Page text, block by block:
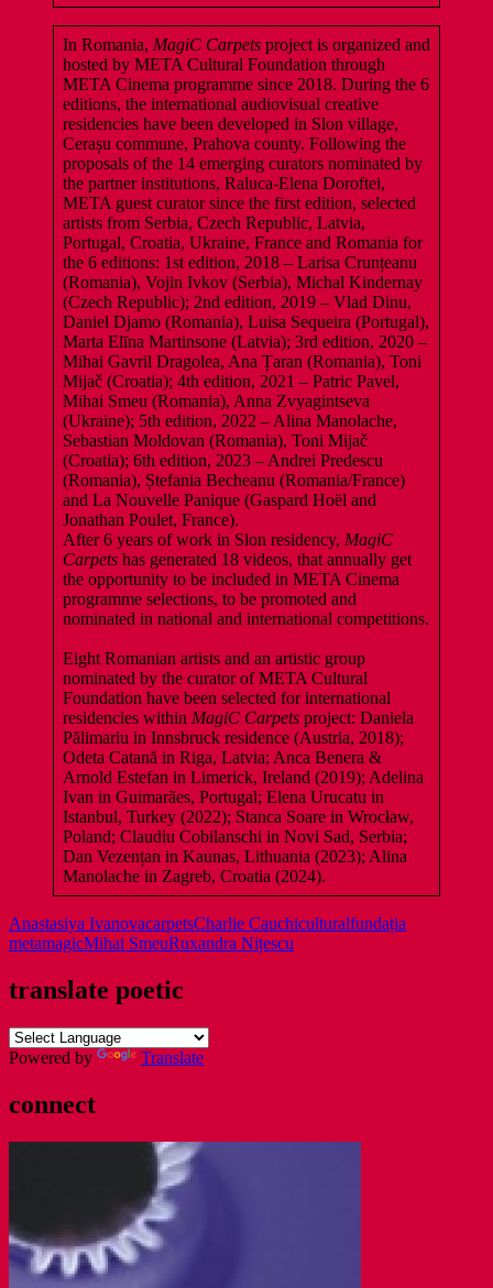
In Romania, MagiC Carpets project is organized and
hosted by META Cultural Foundation through
META Cinema programme since 2018. During the 6
editions, the international audiovisual creative
residencies have been developed in Slon village,
Cerașu commune, Prahova county. Following the
proposals of the 14 emerging curators nominated by
the partner institutions, Raluca-Elena Doroftei,
META guest curator since the first edition, selected
artists from Serbia, Czech Republic, Latvia,
Portugal, Croatia, Ukraine, France and Romania for
the 6 editions: 1st edition, 2018 – Larisa Crunțeanu
(Romania), Vojin Ivkov (Serbia), Michal Kindernay
(Czech Republic); 2nd edition, 2019 – Vlad Dinu,
Daniel Djamo (Romania), Luisa Sequeira (Portugal),
Marta Elīna Martinsone (Latvia); 3rd edition, 2020 –
Mihai Gavril Dragolea, Ana Țaran (Romania), Toni
Mijač (Croatia); 4th edition, 2021 – Patric Pavel,
Mihai Smeu (Romania), Anna Zvyagintseva
(Ukraine); 5th edition, 2022 – Alina Manolache,
Sebastian Moldovan (Romania), Toni Mijač
(Croatia); 6th edition, 2023 – Andrei Predescu
(Romania), Ștefania Becheanu (Romania/France)
and La Nouvelle Panique (Gaspard Hoël and
Jonathan Poulet, France).
After 6 years of work in Slon residency, MagiC
Carpets has generated 18 videos, that annually get
the opportunity to be included in META Cinema
programme selections, to be promoted and
nominated in national and international competitions.
Eight Romanian artists and an artistic group
nominated by the curator of META Cultural
Foundation have been selected for international
residencies within MagiC Carpets project: Daniela
Pălimariu in Innsbruck residence (Austria, 2018);
Odeta Catană in Riga, Latvia; Anca Benera &
Arnold Estefan in Limerick, Ireland (2019); Adelina
Ivan in Guimarães, Portugal; Elena Urucatu in
Istanbul, Turkey (2022); Stanca Soare in Wrocław,
Poland; Claudiu Cobilanschi in Novi Sad, Serbia;
Dan Vezențan in Kaunas, Lithuania (2023); Alina
Manolache in Zagreb, Croatia (2024).
Anastasiya IvanovacarpetsCharlie Cauchiculturalfundația
metamagicMihai SmeuRuxandra Nițescu
translate poetic
Powered by Translate
connect